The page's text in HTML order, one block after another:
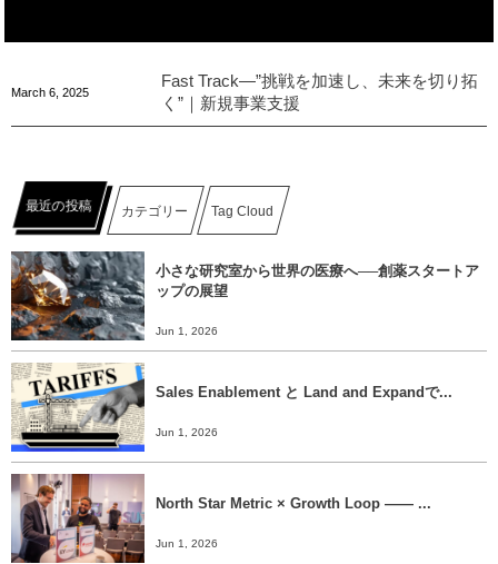
March 6 2025
Fast Track―”挑戦を加速し、未来を切り拓
く”｜新規事業支援
最近の投稿 カテゴリー Tag Cloud
小さな研究室から世界の医療へ──創薬スタートア
ップの展望
Jun 1, 2026
Sales Enablement と Land and Expandで...
Jun 1, 2026
North Star Metric × Growth Loop ―― ...
Jun 1, 2026